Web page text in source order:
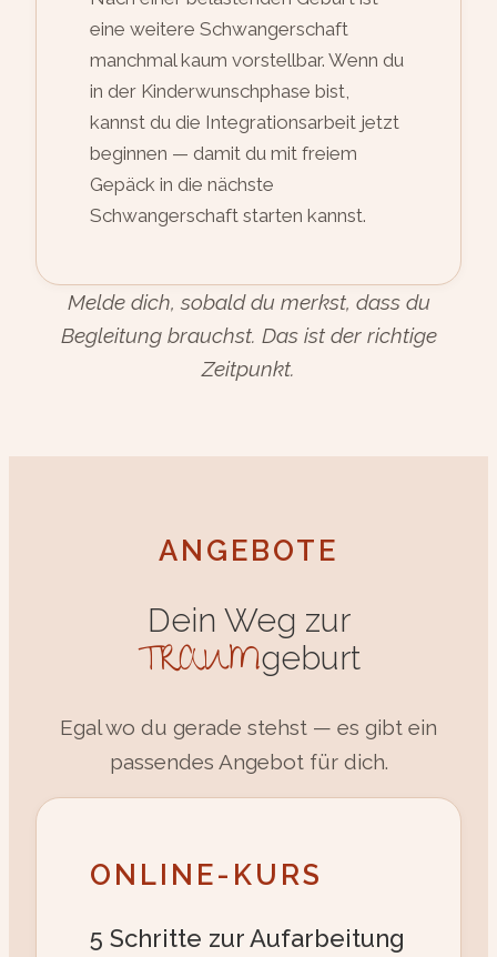
eine weitere Schwangerschaft
manchmal kaum vorstellbar. Wenn du
in der Kinderwunschphase bist,
kannst du die Integrationsarbeit jetzt
beginnen — damit du mit freiem
Gepäck in die nächste
Schwangerschaft starten kannst.
Melde dich, sobald du merkst, dass du
Begleitung brauchst. Das ist der richtige
Zeitpunkt.
ANGEBOTE
Dein Weg zur
TRAUMgeburt
Egal wo du gerade stehst — es gibt ein
passendes Angebot für dich.
ONLINE-KURS
5 Schritte zur Aufarbeitung